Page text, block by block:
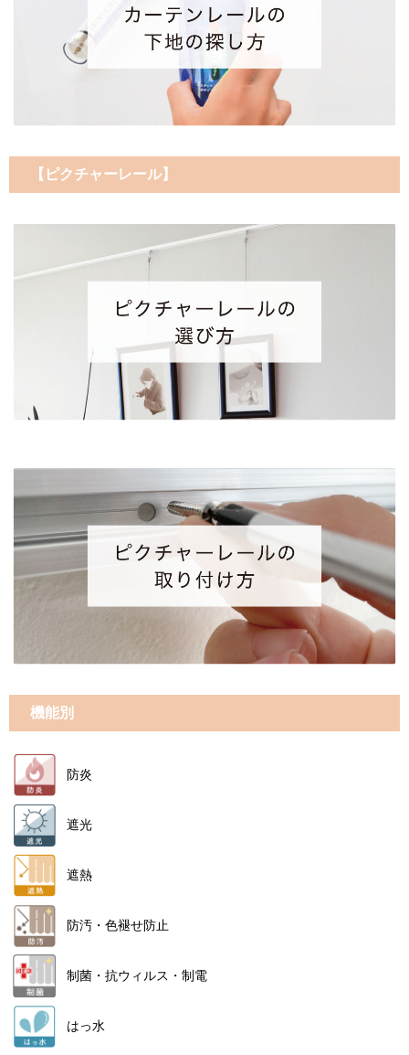
【ピクチャーレール】
機能別
防炎
遮光
遮熱
防汚・色褪せ防止
制菌・抗ウィルス・制電
はっ水